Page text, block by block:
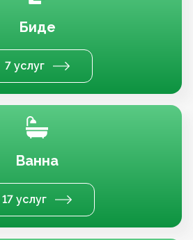
Биде
7 услуг
Ванна
17 услуг